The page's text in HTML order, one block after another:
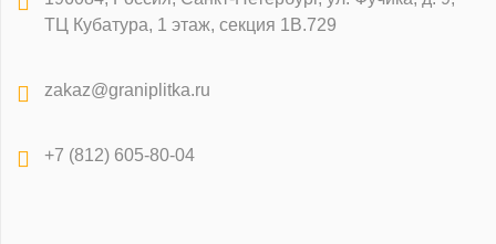
ТЦ Кубатура, 1 этаж, секция 1В.729
zakaz@graniplitka.ru
+7 (812) 605-80-04